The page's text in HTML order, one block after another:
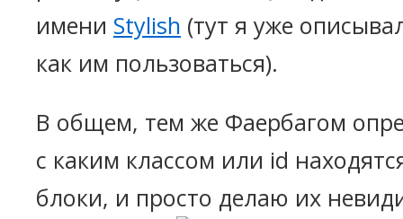
имени Stylish (тут я уже
как им пользоваться).
В общем, тем же Фаербагом
с каким классом или id
блоки, и просто делаю их